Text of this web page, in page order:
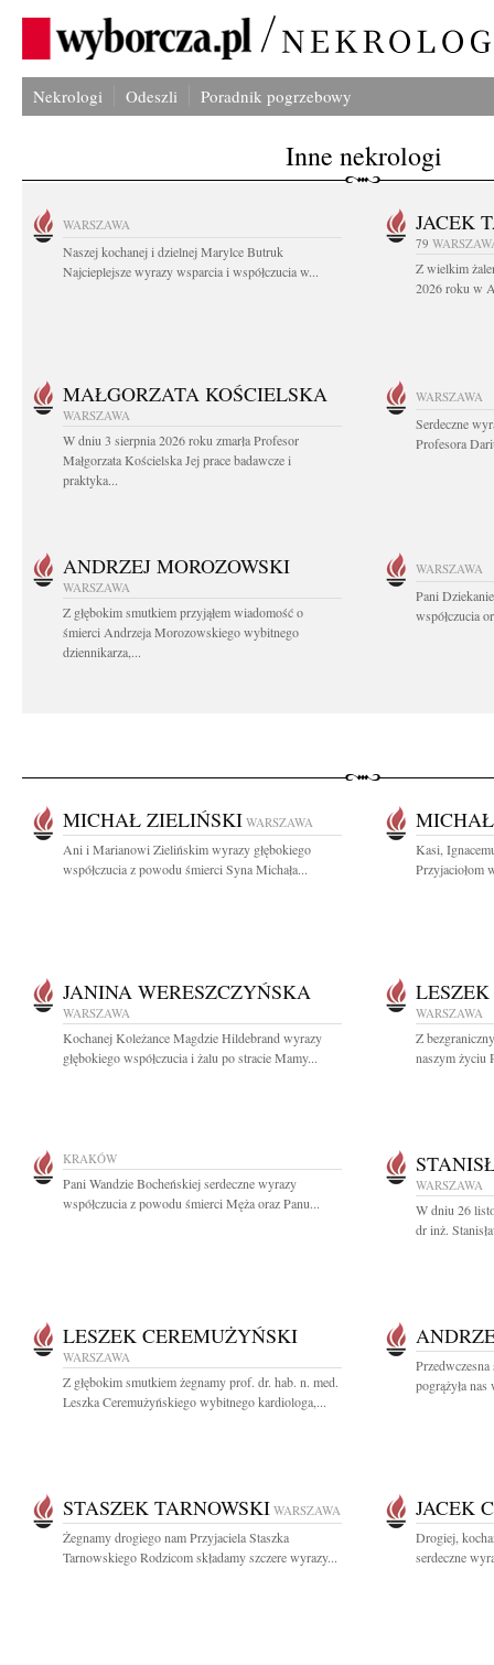
Nekrologi Odeszli Poradnik pogrzebowy
Inne nekrologi
WARSZAWA
Naszej kochanej i dzielnej Marylce Butruk
Najcieplejsze wyrazy wsparcia i współczucia w...
JACEK
79
Z wielkim
2026 roku w
MAŁGORZATA KOŚCIELSKA
WARSZAWA
W dniu 3 sierpnia 2026 roku zmarła Profesor
Małgorzata Kościelska Jej prace badawcze i
praktyka...
WARSZAWA
Serdeczne
Profesora
ANDRZEJ MOROZOWSKI
WARSZAWA
Z głębokim smutkiem przyjąłem wiadomość o
śmierci Andrzeja Morozowskiego wybitnego
dziennikarza,...
WARSZAWA
Pani
współczucia
MICHAŁ ZIELIŃSKI WARSZAWA
Ani i Marianowi Zielińskim wyrazy głębokiego
współczucia z powodu śmierci Syna Michała...
Kasi,
Przyjaciołom
JANINA WERESZCZYŃSKA
WARSZAWA
Kochanej Koleżance Magdzie Hildebrand wyrazy
głębokiego współczucia i żalu po stracie Mamy...
WARSZAWA
Z
naszym życiu
KRAKÓW
Pani Wandzie Bocheńskiej serdeczne wyrazy
współczucia z powodu śmierci Męża oraz Panu...
WARSZAWA
W dniu 26
dr inż.
LESZEK CEREMUŻYŃSKI
WARSZAWA
Z głębokim smutkiem żegnamy prof. dr. hab. n. med.
Leszka Ceremużyńskiego wybitnego kardiologa,...
pogrążyła
STASZEK TARNOWSKI WARSZAWA
Żegnamy drogiego nam Przyjaciela Staszka
Tarnowskiego Rodzicom składamy szczere wyrazy...
JACEK
Drogiej,
serdeczne